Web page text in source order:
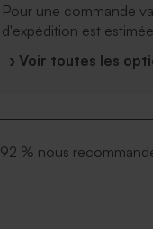
Pour une commande
d'expédition est
› Voir toutes les
92 % nous